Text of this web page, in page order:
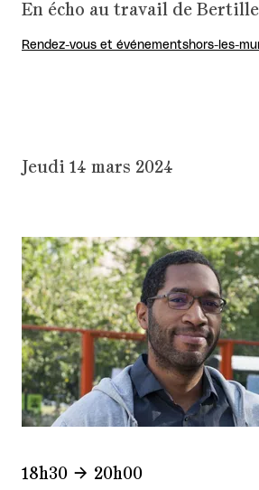
En écho au travail de
Rendez-vous et événementshors-les-
Jeudi 14 mars 2024
18h30 20h00